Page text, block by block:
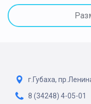
г.Губаха,
8 (34248) 4-05-01